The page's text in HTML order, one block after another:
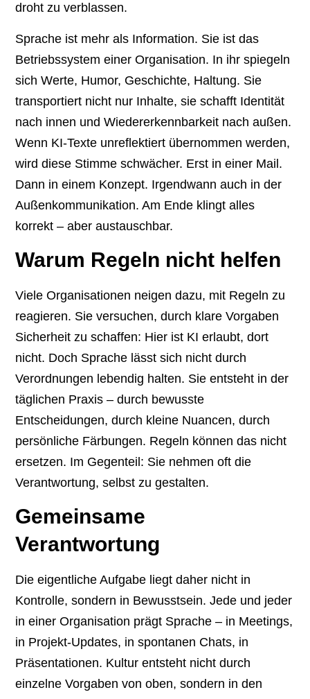
droht zu verblassen.
Sprache ist mehr als Information. Sie ist das
Betriebssystem einer Organisation. In ihr spiegeln
sich Werte, Humor, Geschichte, Haltung. Sie
transportiert nicht nur Inhalte, sie schafft Identität
nach innen und Wiedererkennbarkeit nach außen.
Wenn KI-Texte unreflektiert übernommen werden,
wird diese Stimme schwächer. Erst in einer Mail.
Dann in einem Konzept. Irgendwann auch in der
Außenkommunikation. Am Ende klingt alles
korrekt – aber austauschbar.
Warum Regeln nicht helfen
Viele Organisationen neigen dazu, mit Regeln zu
reagieren. Sie versuchen, durch klare Vorgaben
Sicherheit zu schaffen: Hier ist KI erlaubt, dort
nicht. Doch Sprache lässt sich nicht durch
Verordnungen lebendig halten. Sie entsteht in der
täglichen Praxis – durch bewusste
Entscheidungen, durch kleine Nuancen, durch
persönliche Färbungen. Regeln können das nicht
ersetzen. Im Gegenteil: Sie nehmen oft die
Verantwortung, selbst zu gestalten.
Gemeinsame
Verantwortung
Die eigentliche Aufgabe liegt daher nicht in
Kontrolle, sondern in Bewusstsein. Jede und jeder
in einer Organisation prägt Sprache – in Meetings,
in Projekt-Updates, in spontanen Chats, in
Präsentationen. Kultur entsteht nicht durch
einzelne Vorgaben von oben, sondern in den